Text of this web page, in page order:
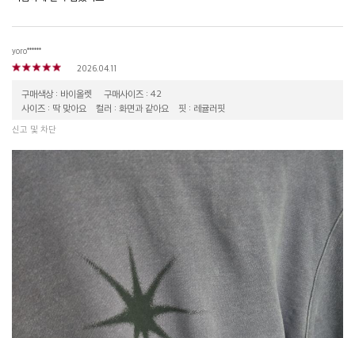
yoro******
2026.04.11
구매색상 : 바이올렛
구매사이즈 : 42
사이즈 : 딱 맞아요
컬러 : 화면과 같아요 핏 : 레귤러핏
신고 및 차단